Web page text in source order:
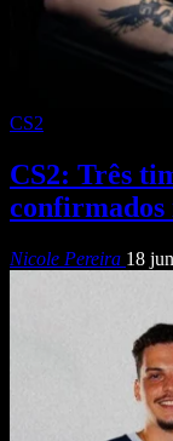
CS2
CS2: Três
Nicole Pereira 18